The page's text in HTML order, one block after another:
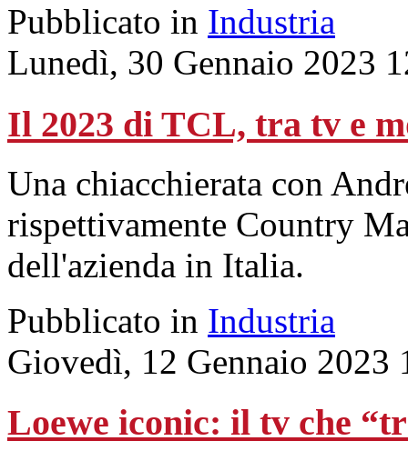
Pubblicato in Industria
Lunedì, 30 Gennaio 2023
Il 2023 di TCL, tra tv e
Una chiacchierata con
rispettivamente Country
dell'azienda in Italia.
Pubblicato in Industria
Giovedì, 12 Gennaio 2023
Loewe iconic: il tv che